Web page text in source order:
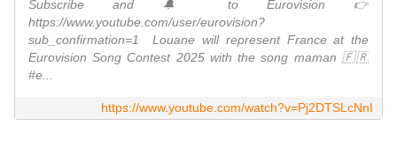
Subscribe and 🔔 to Eurovision 👉
https://www.youtube.com/user/eurovision?
sub_confirmation=1 ​ Louane will represent France at the
Eurovision Song Contest 2025 with the song maman 🇫🇷
#e...
https://www.youtube.com/watch?v=Pj2DTSLcNnI